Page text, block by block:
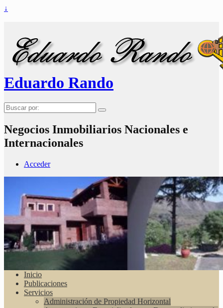
↓
Eduardo Rando
Buscar
por:
Negocios Inmobiliarios Nacionales e
Internacionales
Acceder
Inicio
Publicaciones
Servicios
Administración de Propiedad Horizontal